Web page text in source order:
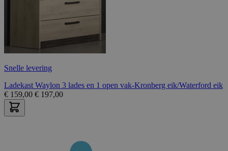
Snelle levering
Ladekast Waylon 3 lades en 1 open vak-Kronberg eik/Waterford eik
€ 159,00 € 197,00